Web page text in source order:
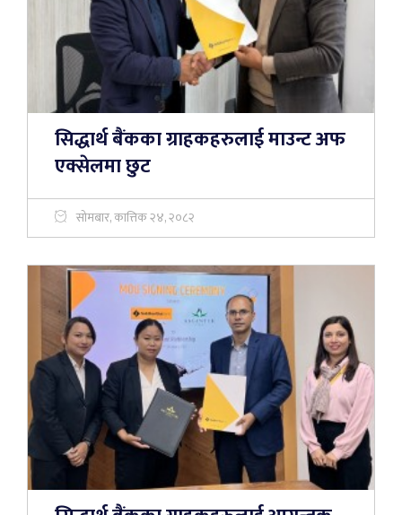
सिद्धार्थ बैंकका ग्राहकहरुलाई माउन्ट अफ
एक्सेलमा छुट
सोमबार, कात्तिक २४, २०८२